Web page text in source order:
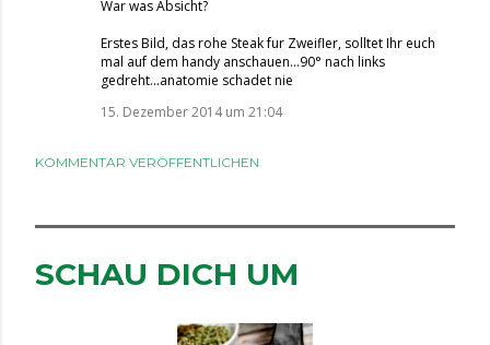
War was Absicht?
Erstes Bild, das rohe Steak fur Zweifler, solltet Ihr euch
mal auf dem handy anschauen...90° nach links
gedreht...anatomie schadet nie
15. Dezember 2014 um 21:04
KOMMENTAR VERÖFFENTLICHEN
SCHAU DICH UM